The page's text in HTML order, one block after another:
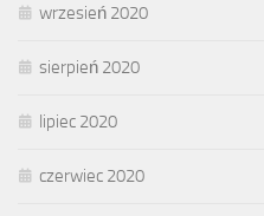
wrzesień 2020
sierpień 2020
lipiec 2020
czerwiec 2020